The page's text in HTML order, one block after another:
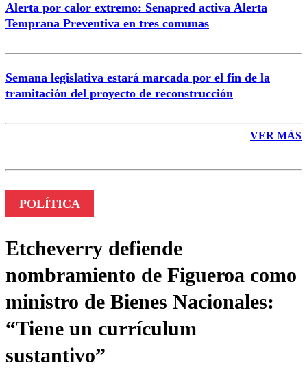
Alerta por calor extremo: Senapred activa Alerta
Temprana Preventiva en tres comunas
Semana legislativa estará marcada por el fin de la
tramitación del proyecto de reconstrucción
VER MÁS
POLÍTICA
Etcheverry defiende
nombramiento de Figueroa como
ministro de Bienes Nacionales:
“Tiene un currículum
sustantivo”